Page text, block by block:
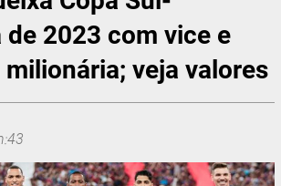
de 2023 com vice e
veja valores